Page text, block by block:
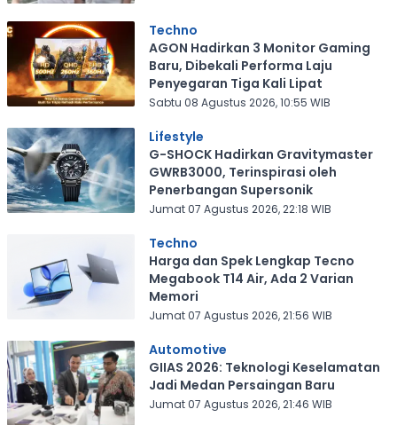
Techno
AGON Hadirkan 3 Monitor Gaming
Baru, Dibekali Performa Laju
Penyegaran Tiga Kali Lipat
Sabtu 08 Agustus 2026, 10:55 WIB
Lifestyle
G-SHOCK Hadirkan Gravitymaster
GWRB3000, Terinspirasi oleh
Penerbangan Supersonik
Jumat 07 Agustus 2026, 22:18 WIB
Techno
Harga dan Spek Lengkap Tecno
Megabook T14 Air, Ada 2 Varian
Memori
Jumat 07 Agustus 2026, 21:56 WIB
Automotive
GIIAS 2026: Teknologi Keselamatan
Jadi Medan Persaingan Baru
Jumat 07 Agustus 2026, 21:46 WIB